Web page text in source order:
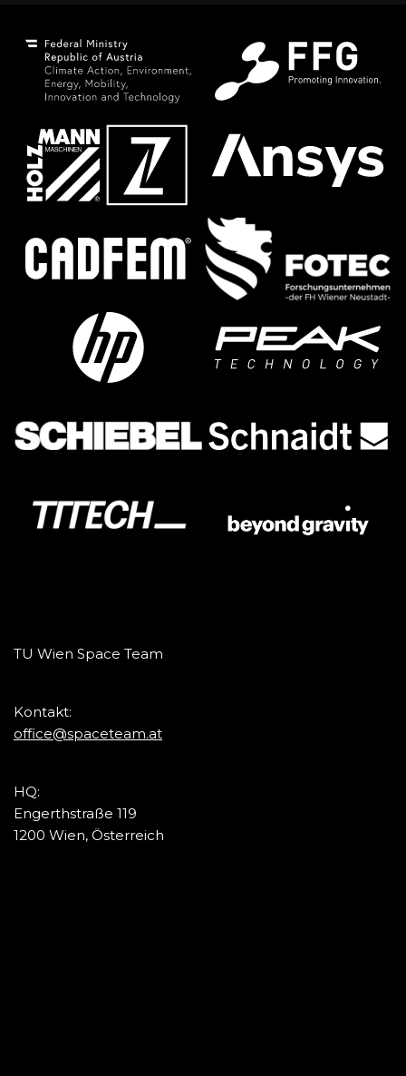
TU Wien Space Team
Kontakt:
office@spaceteam.at
HQ:
Engerthstraße 119
1200 Wien, Österreich